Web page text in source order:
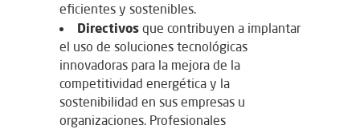
eficientes y sostenibles.
Directivos que contribuyen a implantar
el uso de soluciones tecnológicas
innovadoras para la mejora de la
competitividad energética y la
sostenibilidad en sus empresas u
organizaciones. Profesionales